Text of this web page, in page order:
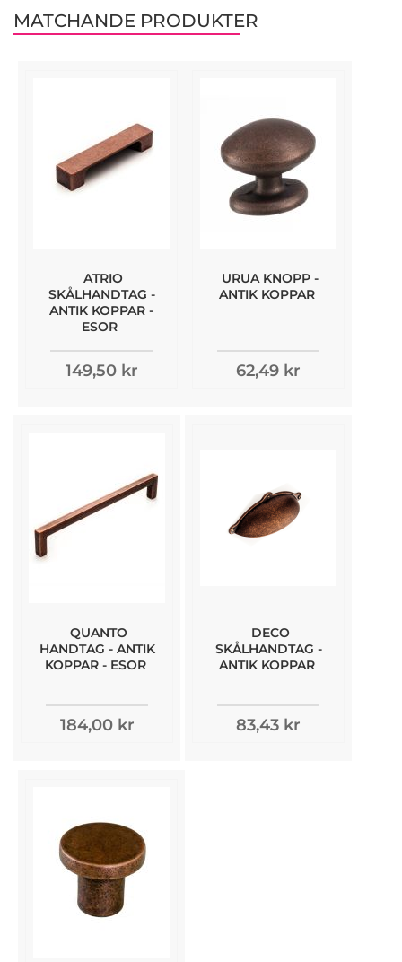
MATCHANDE PRODUKTER
ATRIO
SKÅLHANDTAG -
ANTIK KOPPAR -
ESOR
149,50 kr
URUA KNOPP -
ANTIK KOPPAR
62,49 kr
QUANTO
HANDTAG - ANTIK
KOPPAR - ESOR
184,00 kr
DECO
SKÅLHANDTAG -
ANTIK KOPPAR
83,43 kr